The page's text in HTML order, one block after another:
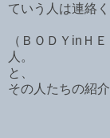
ていう人は連絡く
（ＢＯＤＹinＨ
人。
と、
その人たちの紹